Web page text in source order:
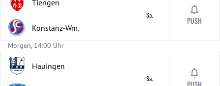
Tiengen
Konstanz-Wm.
Sa.
PUSH
Morgen, 14:00 Uhr
Hauingen
Sa.